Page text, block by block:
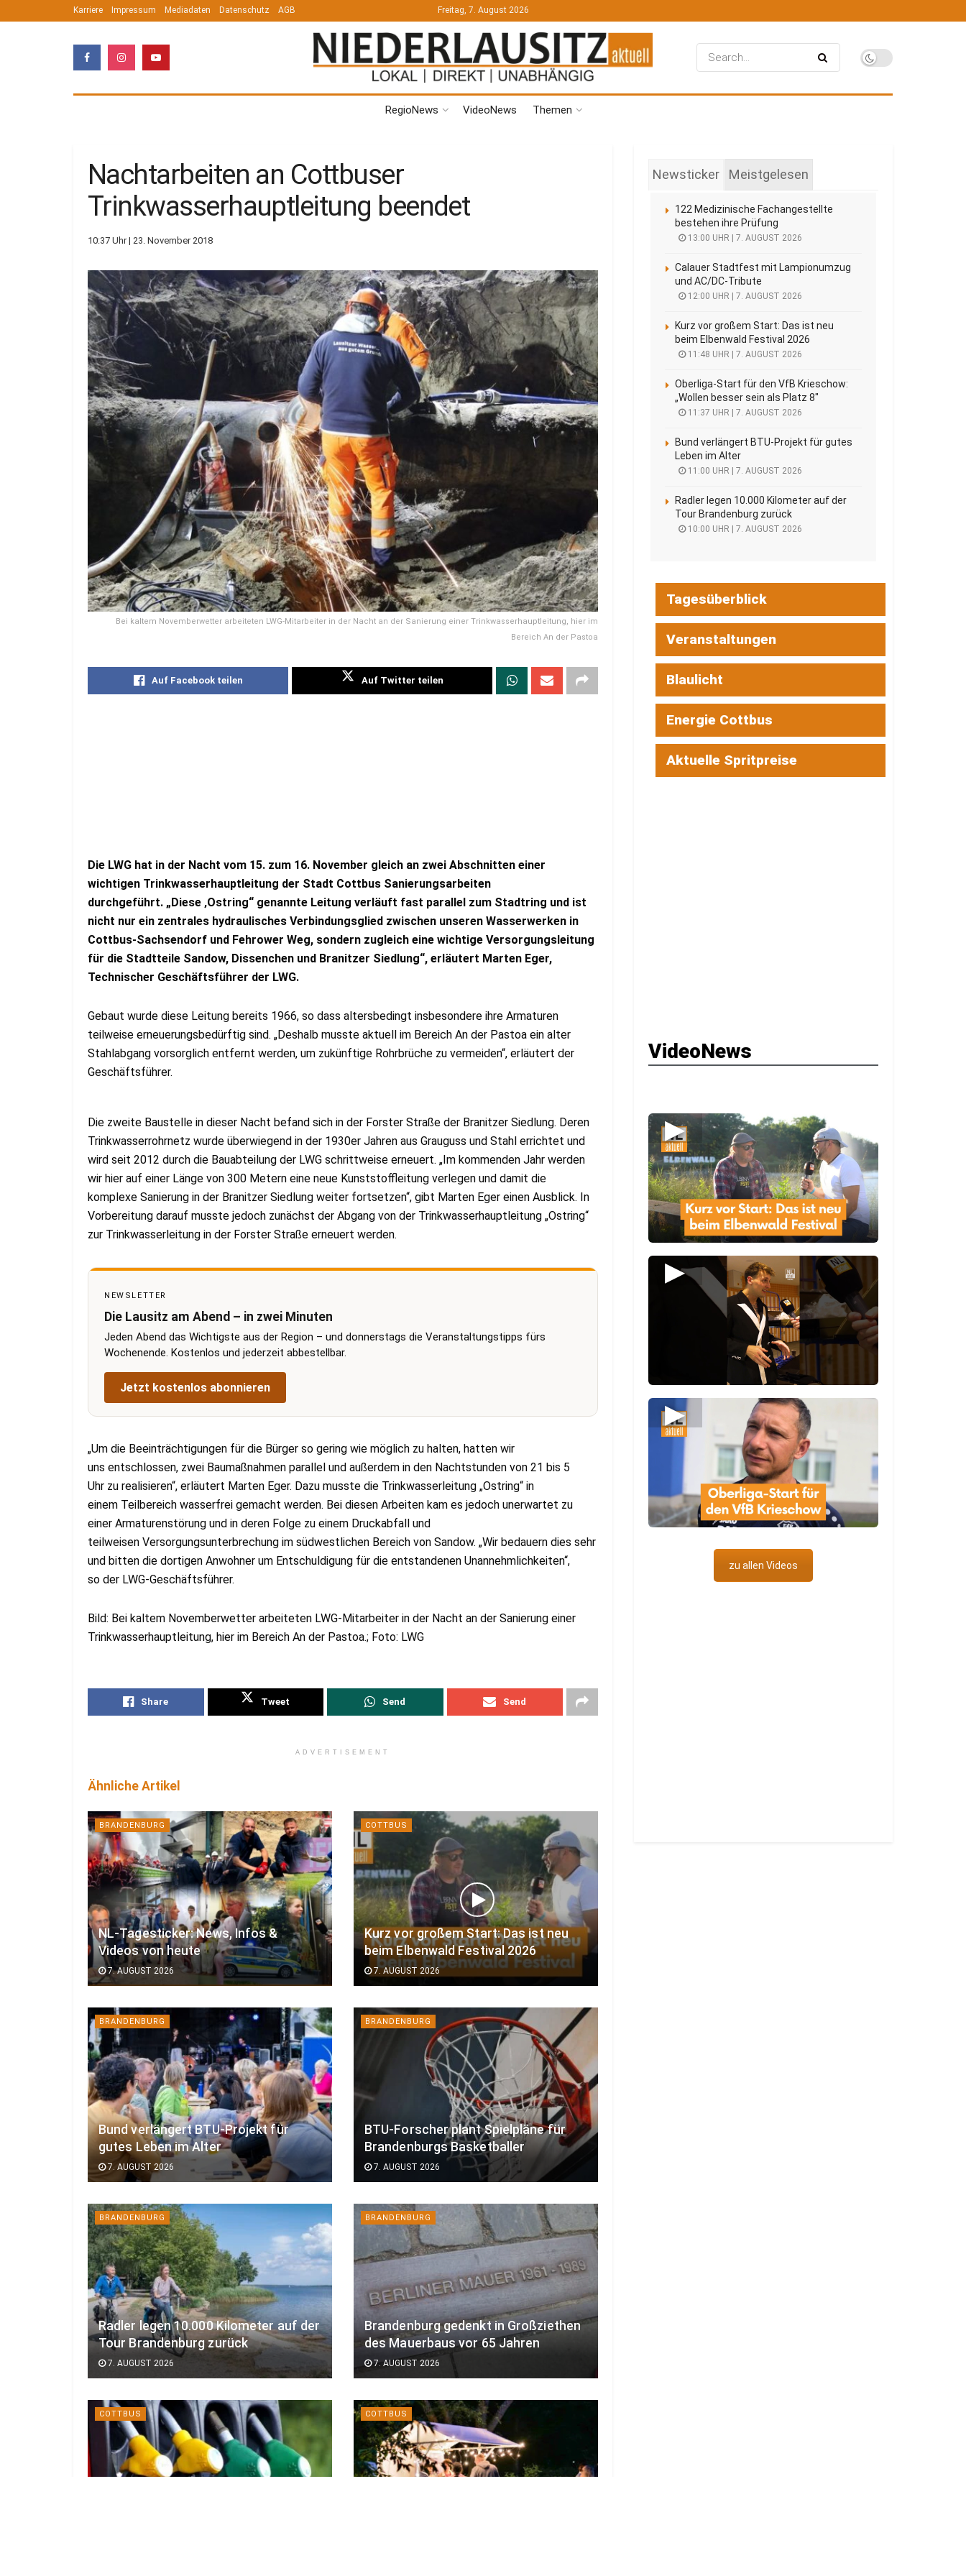
Karriere Impressum Mediadaten Datenschutz AGB Freitag, 7. August 2026
RegioNews VideoNews Themen
Nachtarbeiten an Cottbuser
Trinkwasserhauptleitung beendet
10:37 Uhr | 23. November 2018
Bei kaltem Novemberwetter arbeiteten LWG-Mitarbeiter in der Nacht an der Sanierung einer Trinkwasserhauptleitung, hier im
Bereich An der Pastoa
Auf Facebook teilen Auf Twitter teilen
Die LWG hat in der Nacht vom 15. zum 16. November gleich an zwei Abschnitten einer
wichtigen Trinkwasserhauptleitung der Stadt Cottbus Sanierungsarbeiten
durchgeführt. „Diese ‚Ostring“ genannte Leitung verläuft fast parallel zum Stadtring und ist
nicht nur ein zentrales hydraulisches Verbindungsglied zwischen unseren Wasserwerken in
Cottbus-Sachsendorf und Fehrower Weg, sondern zugleich eine wichtige Versorgungsleitung
für die Stadtteile Sandow, Dissenchen und Branitzer Siedlung“, erläutert Marten Eger,
Technischer Geschäftsführer der LWG.
Gebaut wurde diese Leitung bereits 1966, so dass altersbedingt insbesondere ihre Armaturen
teilweise erneuerungsbedürftig sind. „Deshalb musste aktuell im Bereich An der Pastoa ein alter
Stahlabgang vorsorglich entfernt werden, um zukünftige Rohrbrüche zu vermeiden“, erläutert der
Geschäftsführer.
Die zweite Baustelle in dieser Nacht befand sich in der Forster Straße der Branitzer Siedlung. Deren
Trinkwasserrohrnetz wurde überwiegend in der 1930er Jahren aus Grauguss und Stahl errichtet und
wird seit 2012 durch die Bauabteilung der LWG schrittweise erneuert. „Im kommenden Jahr werden
wir hier auf einer Länge von 300 Metern eine neue Kunststoffleitung verlegen und damit die
komplexe Sanierung in der Branitzer Siedlung weiter fortsetzen“, gibt Marten Eger einen Ausblick. In
Vorbereitung darauf musste jedoch zunächst der Abgang von der Trinkwasserhauptleitung „Ostring“
zur Trinkwasserleitung in der Forster Straße erneuert werden.
NEWSLETTER
Die Lausitz am Abend – in zwei Minuten
Jeden Abend das Wichtigste aus der Region – und donnerstags die Veranstaltungstipps fürs
Wochenende. Kostenlos und jederzeit abbestellbar.
Jetzt kostenlos abonnieren
„Um die Beeinträchtigungen für die Bürger so gering wie möglich zu halten, hatten wir
uns entschlossen, zwei Baumaßnahmen parallel und außerdem in den Nachtstunden von 21 bis 5
Uhr zu realisieren“, erläutert Marten Eger. Dazu musste die Trinkwasserleitung „Ostring“ in
einem Teilbereich wasserfrei gemacht werden. Bei diesen Arbeiten kam es jedoch unerwartet zu
einer Armaturenstörung und in deren Folge zu einem Druckabfall und
teilweisen Versorgungsunterbrechung im südwestlichen Bereich von Sandow. „Wir bedauern dies sehr
und bitten die dortigen Anwohner um Entschuldigung für die entstandenen Unannehmlichkeiten“,
so der LWG-Geschäftsführer.
Bild: Bei kaltem Novemberwetter arbeiteten LWG-Mitarbeiter in der Nacht an der Sanierung einer
Trinkwasserhauptleitung, hier im Bereich An der Pastoa.; Foto: LWG
Share Tweet Send Send
ADVERTISEMENT
Ähnliche Artikel
BRANDENBURG
NL-Tagesticker: News, Infos &
Videos von heute
7. AUGUST 2026
COTTBUS
Kurz vor großem Start: Das ist neu
beim Elbenwald Festival 2026
7. AUGUST 2026
BRANDENBURG
Bund verlängert BTU-Projekt für
gutes Leben im Alter
7. AUGUST 2026
BRANDENBURG
BTU-Forscher plant Spielpläne für
Brandenburgs Basketballer
7. AUGUST 2026
BRANDENBURG
Radler legen 10.000 Kilometer auf der
Tour Brandenburg zurück
7. AUGUST 2026
BRANDENBURG
Brandenburg gedenkt in Großziethen
des Mauerbaus vor 65 Jahren
7. AUGUST 2026
COTTBUS COTTBUS
Newsticker Meistgelesen
122 Medizinische Fachangestellte
bestehen ihre Prüfung
13:00 UHR | 7. AUGUST 2026
Calauer Stadtfest mit Lampionumzug
und AC/DC-Tribute
12:00 UHR | 7. AUGUST 2026
Kurz vor großem Start: Das ist neu
beim Elbenwald Festival 2026
11:48 UHR | 7. AUGUST 2026
Oberliga-Start für den VfB Krieschow:
„Wollen besser sein als Platz 8″
11:37 UHR | 7. AUGUST 2026
Bund verlängert BTU-Projekt für gutes
Leben im Alter
11:00 UHR | 7. AUGUST 2026
Radler legen 10.000 Kilometer auf der
Tour Brandenburg zurück
10:00 UHR | 7. AUGUST 2026
Tagesüberblick
Veranstaltungen
Blaulicht
Energie Cottbus
Aktuelle Spritpreise
VideoNews
▶
▶
▶
zu allen Videos